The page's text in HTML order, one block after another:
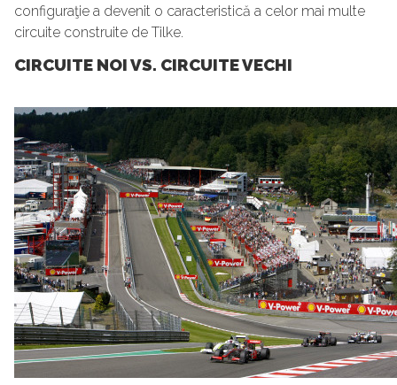
configuraţie a devenit o caracteristică a celor mai multe
circuite construite de Tilke.
CIRCUITE NOI VS. CIRCUITE VECHI